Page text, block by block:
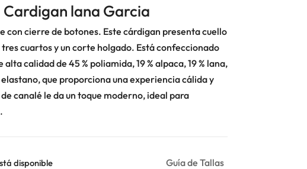
Cardigan lana Garcia
con cierre de botones. Este cárdigan presenta cuello
cuartos y un corte holgado. Está confeccionado
alta calidad de 45 % poliamida, 19 % alpaca, 19 % lana,
elastano, que proporciona una experiencia cálida y
canalé le da un toque moderno, ideal para
disponible
Guía de Tallas